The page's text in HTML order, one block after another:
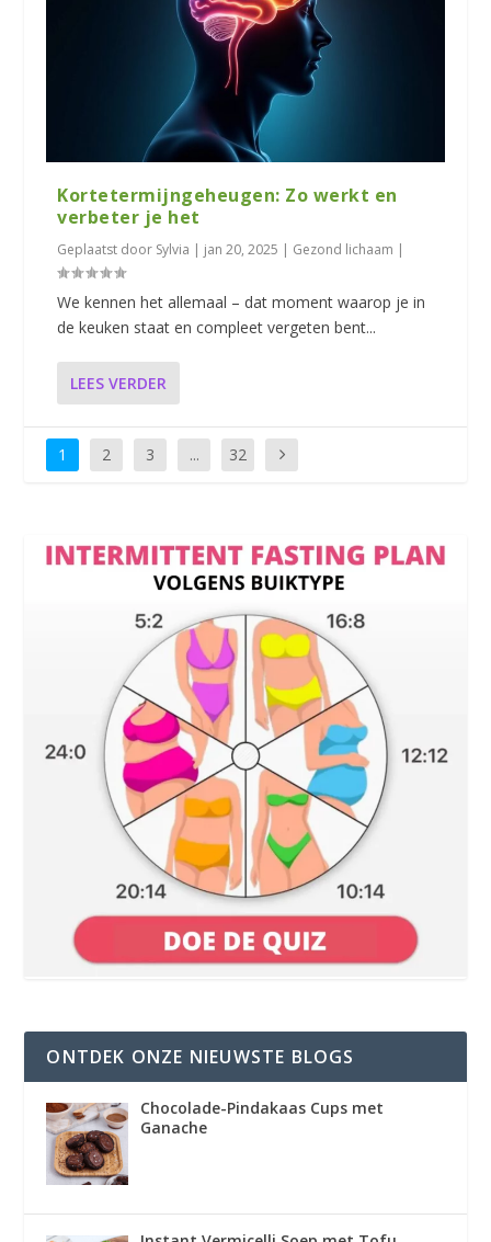
Kortetermijngeheugen: Zo werkt en
verbeter je het
Geplaatst door Sylvia | jan 20, 2025 | Gezond lichaam |
We kennen het allemaal – dat moment waarop je in
de keuken staat en compleet vergeten bent...
LEES VERDER
1 2 3 ... 32
ONTDEK ONZE NIEUWSTE BLOGS
Chocolade-Pindakaas Cups met
Ganache